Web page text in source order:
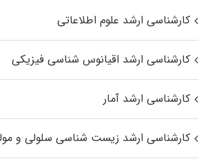
کارشناسی ارشد علوم اطلاعاتی
کارشناسی ارشد اقیانوس‌ شناسی فیزیکی
کارشناسی ارشد آمار
کارشناسی ارشد زیست شناسی سلولی و